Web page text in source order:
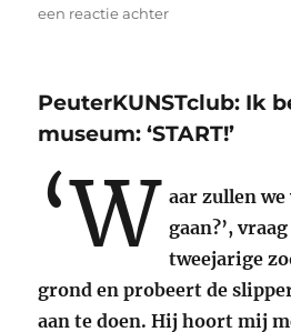
een reactie achterop
2
en
‘Jammm
jammm…’
hij.
PeuterKUNSTclub: Ik
museum: ‘START!’
‘W aar zullen we
gaan?’,
tweejarige
grond en probeert de
aan te doen. Hij hoort mij